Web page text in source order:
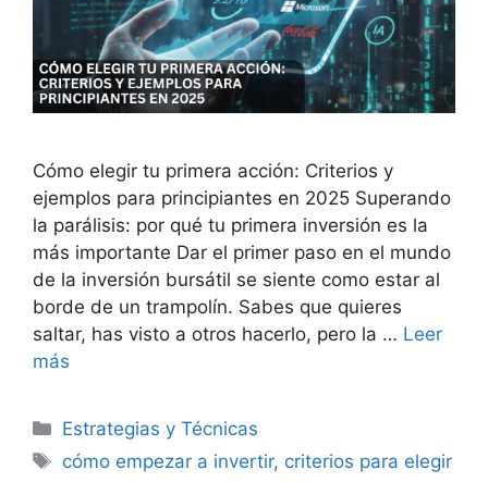
Cómo elegir tu primera acción: Criterios y
ejemplos para principiantes en 2025 Superando
la parálisis: por qué tu primera inversión es la
más importante Dar el primer paso en el mundo
de la inversión bursátil se siente como estar al
borde de un trampolín. Sabes que quieres
saltar, has visto a otros hacerlo, pero la … Leer
más
Categorías
Estrategias y Técnicas
Etiquetas
cómo empezar a invertir, criterios para elegir